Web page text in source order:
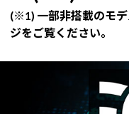
(※1) 一部非搭載のモ
ジをご覧ください。